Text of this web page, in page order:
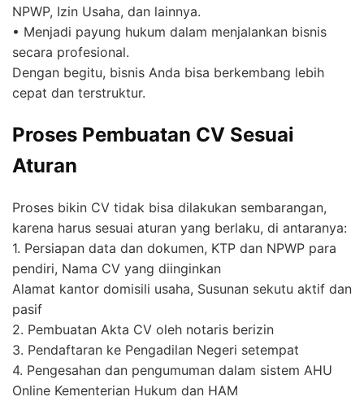
NPWP, Izin Usaha, dan lainnya.
• Menjadi payung hukum dalam menjalankan bisnis
secara profesional.
Dengan begitu, bisnis Anda bisa berkembang lebih
cepat dan terstruktur.
Proses Pembuatan CV Sesuai
Aturan
Proses bikin CV tidak bisa dilakukan sembarangan,
karena harus sesuai aturan yang berlaku, di antaranya:
1. Persiapan data dan dokumen, KTP dan NPWP para
pendiri, Nama CV yang diinginkan
Alamat kantor domisili usaha, Susunan sekutu aktif dan
pasif
2. Pembuatan Akta CV oleh notaris berizin
3. Pendaftaran ke Pengadilan Negeri setempat
4. Pengesahan dan pengumuman dalam sistem AHU
Online Kementerian Hukum dan HAM